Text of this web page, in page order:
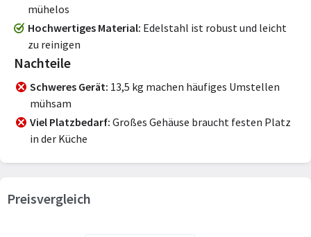
mühelos
Hochwertiges Material Edelstahl ist robust und leicht
zu reinigen
Nachteile
Schweres Gerät 13,5 kg machen häufiges Umstellen
mühsam
Viel Platzbedarf Großes Gehäuse braucht festen Platz
in der Küche
Preisvergleich